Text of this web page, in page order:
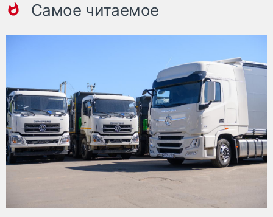
Самое читаемое